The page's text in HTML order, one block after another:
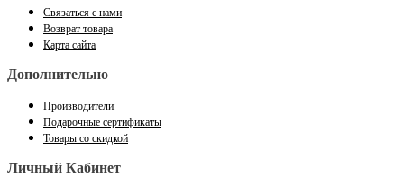
Связаться с нами
Возврат товара
Карта сайта
Дополнительно
Производители
Подарочные сертификаты
Товары со скидкой
Личный Кабинет